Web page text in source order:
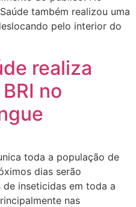
também realizou uma
pelo interior do
realiza
no
toda a população de
dias serão
inseticidas em toda a
nas